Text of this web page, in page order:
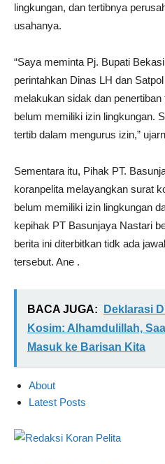
lingkungan, dan tertibnya
usahanya.
“Saya meminta Pj. Bupati
perintahkan Dinas LH dan
melakukan sidak dan
belum memiliki izin lingkungan.
tertib dalam mengurus izin,”
Sementara itu, Pihak PT.
koranpelita melayangkan surat
belum memiliki izin lingkungan
kepihak PT Basunjaya Nastari
berita ini diterbitkan tidk ada
tersebut. Ane .
BACA JUGA:
Deklarasi
Kosim: Alhamdulillah,
Masuk ke Barisan Kita
About
Latest Posts